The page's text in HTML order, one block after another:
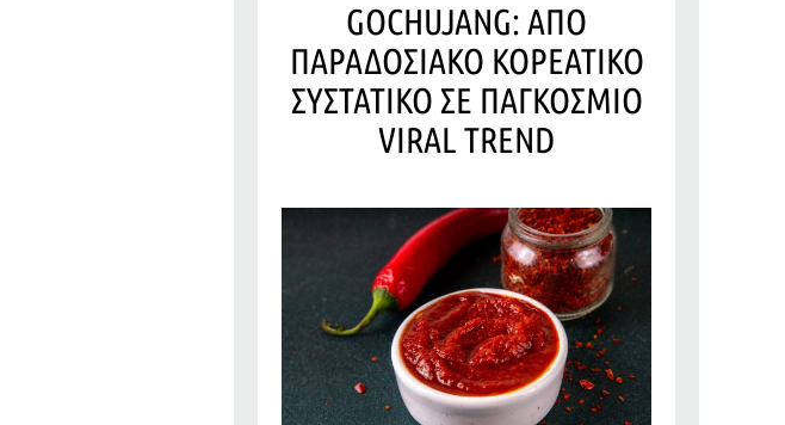
GOCHUJANG: ΑΠΟ
ΠΑΡΑΔΟΣΙΑΚΟ ΚΟΡΕΑΤΙΚΟ
ΣΥΣΤΑΤΙΚΟ ΣΕ ΠΑΓΚΟΣΜΙΟ
VIRAL TREND